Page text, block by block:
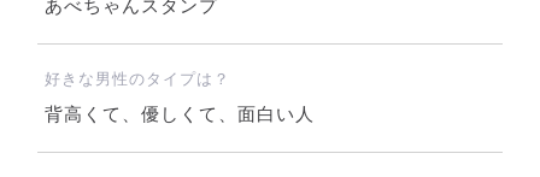
あべちゃんスタンプ
好きな男性のタイプは？
背高くて、優しくて、面白い人